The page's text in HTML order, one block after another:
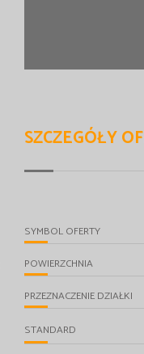
SZCZEGÓŁY
SYMBOL OFERTY
POWIERZCHNIA
PRZEZNACZENIE DZIAŁKI
STANDARD